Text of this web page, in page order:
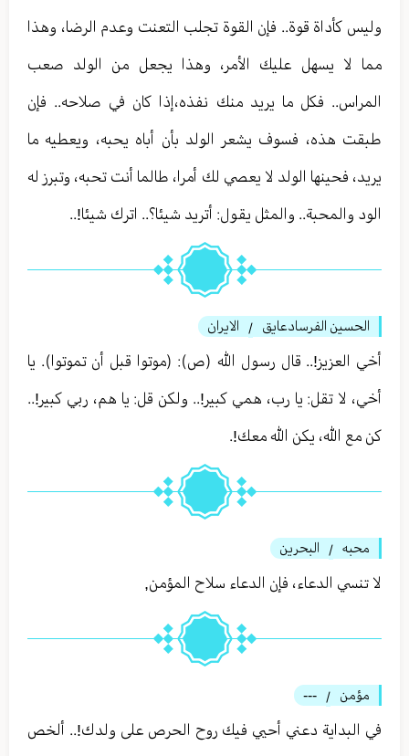
وليس كأداة قوة.. فإن القوة تجلب التعنت وعدم الرضا، وهذا
مما لا يسهل عليك الأمر، وهذا يجعل من الولد صعب
المراس.. فكل ما يريد منك نفذه،إذا كان في صلاحه.. فإن
طبقت هذه، فسوف يشعر الولد بأن أباه يحبه، ويعطيه ما
يريد، فحينها الولد لا يعصي لك أمرا، طالما أنت تحبه، وتبرز له
الود والمحبة.. والمثل يقول: أتريد شيئا؟.. اترك شيئا!..
الحسين الفرسادعايق / الايران
أخي العزيز!.. قال رسول الله (ص): (موتوا قبل أن تموتوا). يا
أخي، لا تقل: يا رب، همي كبير!.. ولكن قل: يا هم، ربي كبير!..
كن مع الله، يكن الله معك!.
محبه / البحرين
لا تنسي الدعاء، فإن الدعاء سلاح المؤمن,
مؤمن /
---
في البداية دعني أحيي فيك روح الحرص على ولدك!.. ألخص